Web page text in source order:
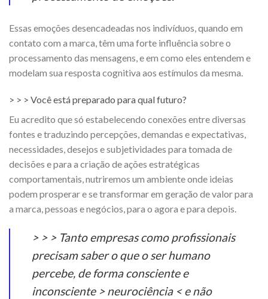
Essas emoções desencadeadas nos indivíduos, quando em
contato com a marca, têm uma forte influência sobre o
processamento das mensagens, e em como eles entendem e
modelam sua resposta cognitiva aos estímulos da mesma.
> > > Você está preparado para qual futuro?
Eu acredito que só estabelecendo conexões entre diversas
fontes e traduzindo percepções, demandas e expectativas,
necessidades, desejos e subjetividades para tomada de
decisões e para a criação de ações estratégicas
comportamentais, nutriremos um ambiente onde ideias
podem prosperar e se transformar em geração de valor para
a marca, pessoas e negócios, para o agora e para depois.
> > > Tanto empresas como profissionais
precisam saber o que o ser humano
percebe, de forma consciente e
inconsciente > neurociência < e não